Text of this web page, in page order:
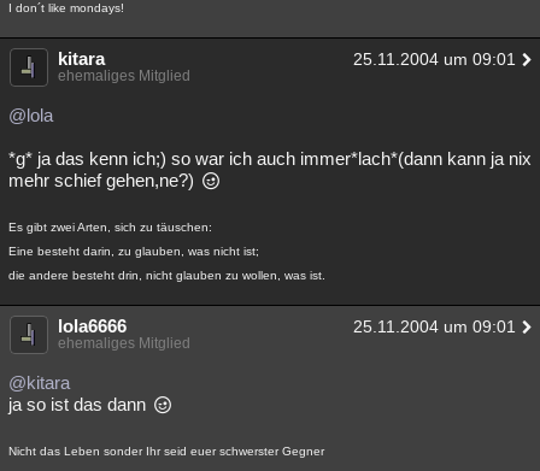
I don´t like mondays!
kitara 25.11.2004 um 09:01
ehemaliges Mitglied
@lola
*g* ja das kenn ich;) so war ich auch immer*lach*(dann kann ja nix
mehr schief gehen,ne?)
Es gibt zwei Arten, sich zu täuschen:
Eine besteht darin, zu glauben, was nicht ist;
die andere besteht drin, nicht glauben zu wollen, was ist.
lola6666 25.11.2004 um 09:01
ehemaliges Mitglied
@kitara
ja so ist das dann
Nicht das Leben sonder Ihr seid euer schwerster Gegner